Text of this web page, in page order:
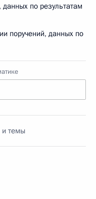
по результатам
поручений, данных по
и темы